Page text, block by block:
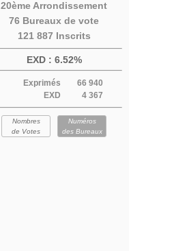
20ème Arrondissement
76 Bureaux de vote
121 887 Inscrits
EXD : 6.52%
Exprimés
66 940
EXD
4 367
Nombres
de Votes
Numéros
des Bureaux